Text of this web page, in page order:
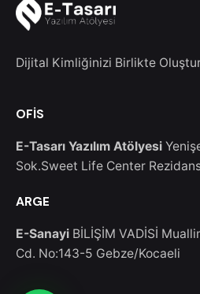
Dijital Kimliğinizi Birlikte
OFİS
E-Tasarı Yazılım Atölyesi
Sok.Sweet Life Center
ARGE
E-Sanayi BİLİŞİM VADİSİ
Cd. No:143-5 Gebze/Kocaeli